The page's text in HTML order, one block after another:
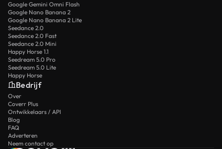
Google Gemini Omni Flash
Google Nano Banana 2
Google Nano Banana 2 Lite
Seedance 2.0
Seedance 2.0 Fast
Seedance 2.0 Mini
Happy Horse 1.1
Seedream 5.0 Pro
Seedream 5.0 Lite
Happy Horse
Bedrijf
Over
Coverr Plus
Ontwikkelaars / API
Blog
FAQ
Adverteren
Neem contact op